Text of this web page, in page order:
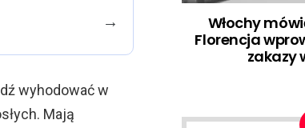
→
wyhodować w
Mają
Włochy
Florencja
zakazy